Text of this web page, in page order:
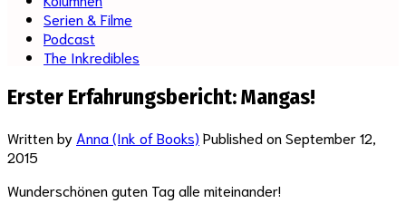
Serien & Filme
Podcast
The Inkredibles
Erster Erfahrungsbericht: Mangas!
Written by Anna (Ink of Books) Published onSeptember 12,
2015
Wunderschönen guten Tag alle miteinander!